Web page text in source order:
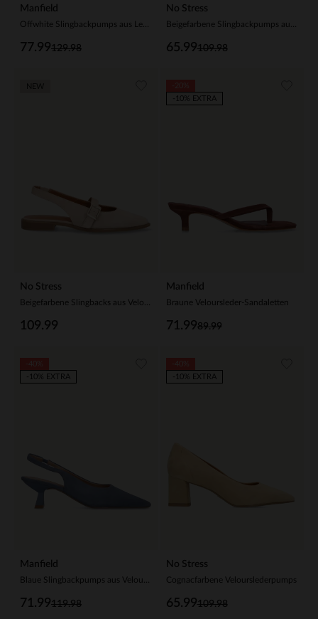
Manfield
129.98
77.99
No Stress
109.98
65.99
No Stress
109.99
Manfield
Braune Veloursleder-Sandaletten
89.99
71.99
-10% EXTRA
Manfield
119.98
71.99
-10% EXTRA
No Stress
Cognacfarbene Velourslederpumps
109.98
65.99
-10% EXTRA